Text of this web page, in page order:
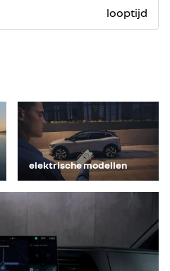
looptijd
elektrische modellen